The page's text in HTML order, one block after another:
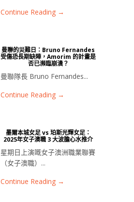
Continue Reading →
曼聯的災難日：Bruno Fernandes
受傷恐長期缺陣，Amorim 的計畫是
否已瀕臨崩潰？
曼聯隊長 Bruno Fernandes...
Continue Reading →
墨爾本城女足 vs 珀斯光輝女足：
2025年女子澳職 3 大波膽心水推介
星期日上演嘅女子澳洲職業聯賽
（女子澳職）...
Continue Reading →